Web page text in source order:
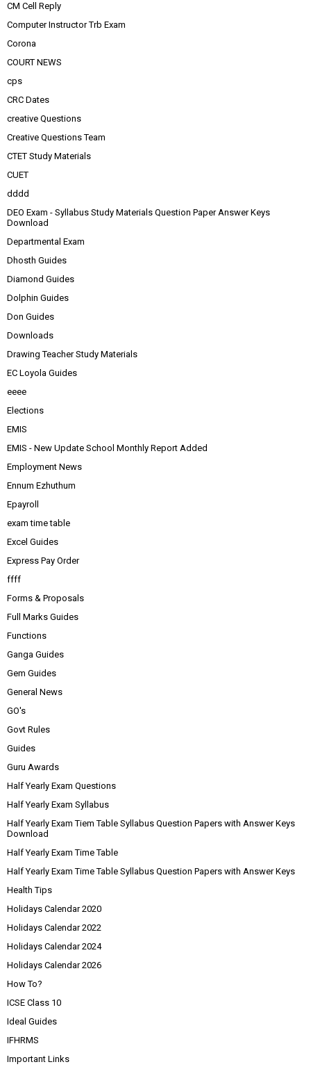
CM Cell Reply
Computer Instructor Trb Exam
Corona
COURT NEWS
cps
CRC Dates
creative Questions
Creative Questions Team
CTET Study Materials
CUET
dddd
DEO Exam - Syllabus Study Materials Question Paper Answer Keys
Download
Departmental Exam
Dhosth Guides
Diamond Guides
Dolphin Guides
Don Guides
Downloads
Drawing Teacher Study Materials
EC Loyola Guides
eeee
Elections
EMIS
EMIS - New Update School Monthly Report Added
Employment News
Ennum Ezhuthum
Epayroll
exam time table
Excel Guides
Express Pay Order
ffff
Forms & Proposals
Full Marks Guides
Functions
Ganga Guides
Gem Guides
General News
GO's
Govt Rules
Guides
Guru Awards
Half Yearly Exam Questions
Half Yearly Exam Syllabus
Half Yearly Exam Tiem Table Syllabus Question Papers with Answer Keys
Download
Half Yearly Exam Time Table
Half Yearly Exam Time Table Syllabus Question Papers with Answer Keys
Health Tips
Holidays Calendar 2020
Holidays Calendar 2022
Holidays Calendar 2024
Holidays Calendar 2026
How To?
ICSE Class 10
Ideal Guides
IFHRMS
Important Links